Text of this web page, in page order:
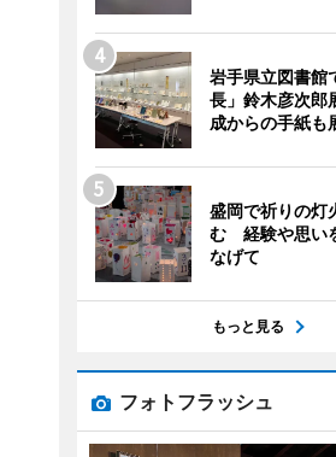
岩手県立図書館
長」鈴木彦次
成からの手紙も
盛岡で祈りの灯
む 経験や思い
なげて
もっと見る
フォトフラッシュ